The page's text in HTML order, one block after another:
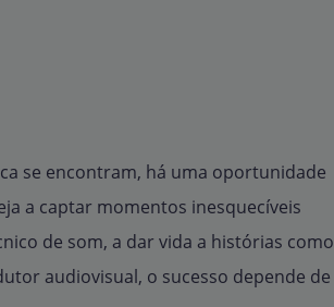
se encontram, há uma oportunidade
a captar momentos inesquecíveis
de som, a dar vida a histórias como
audiovisual, o sucesso depende de